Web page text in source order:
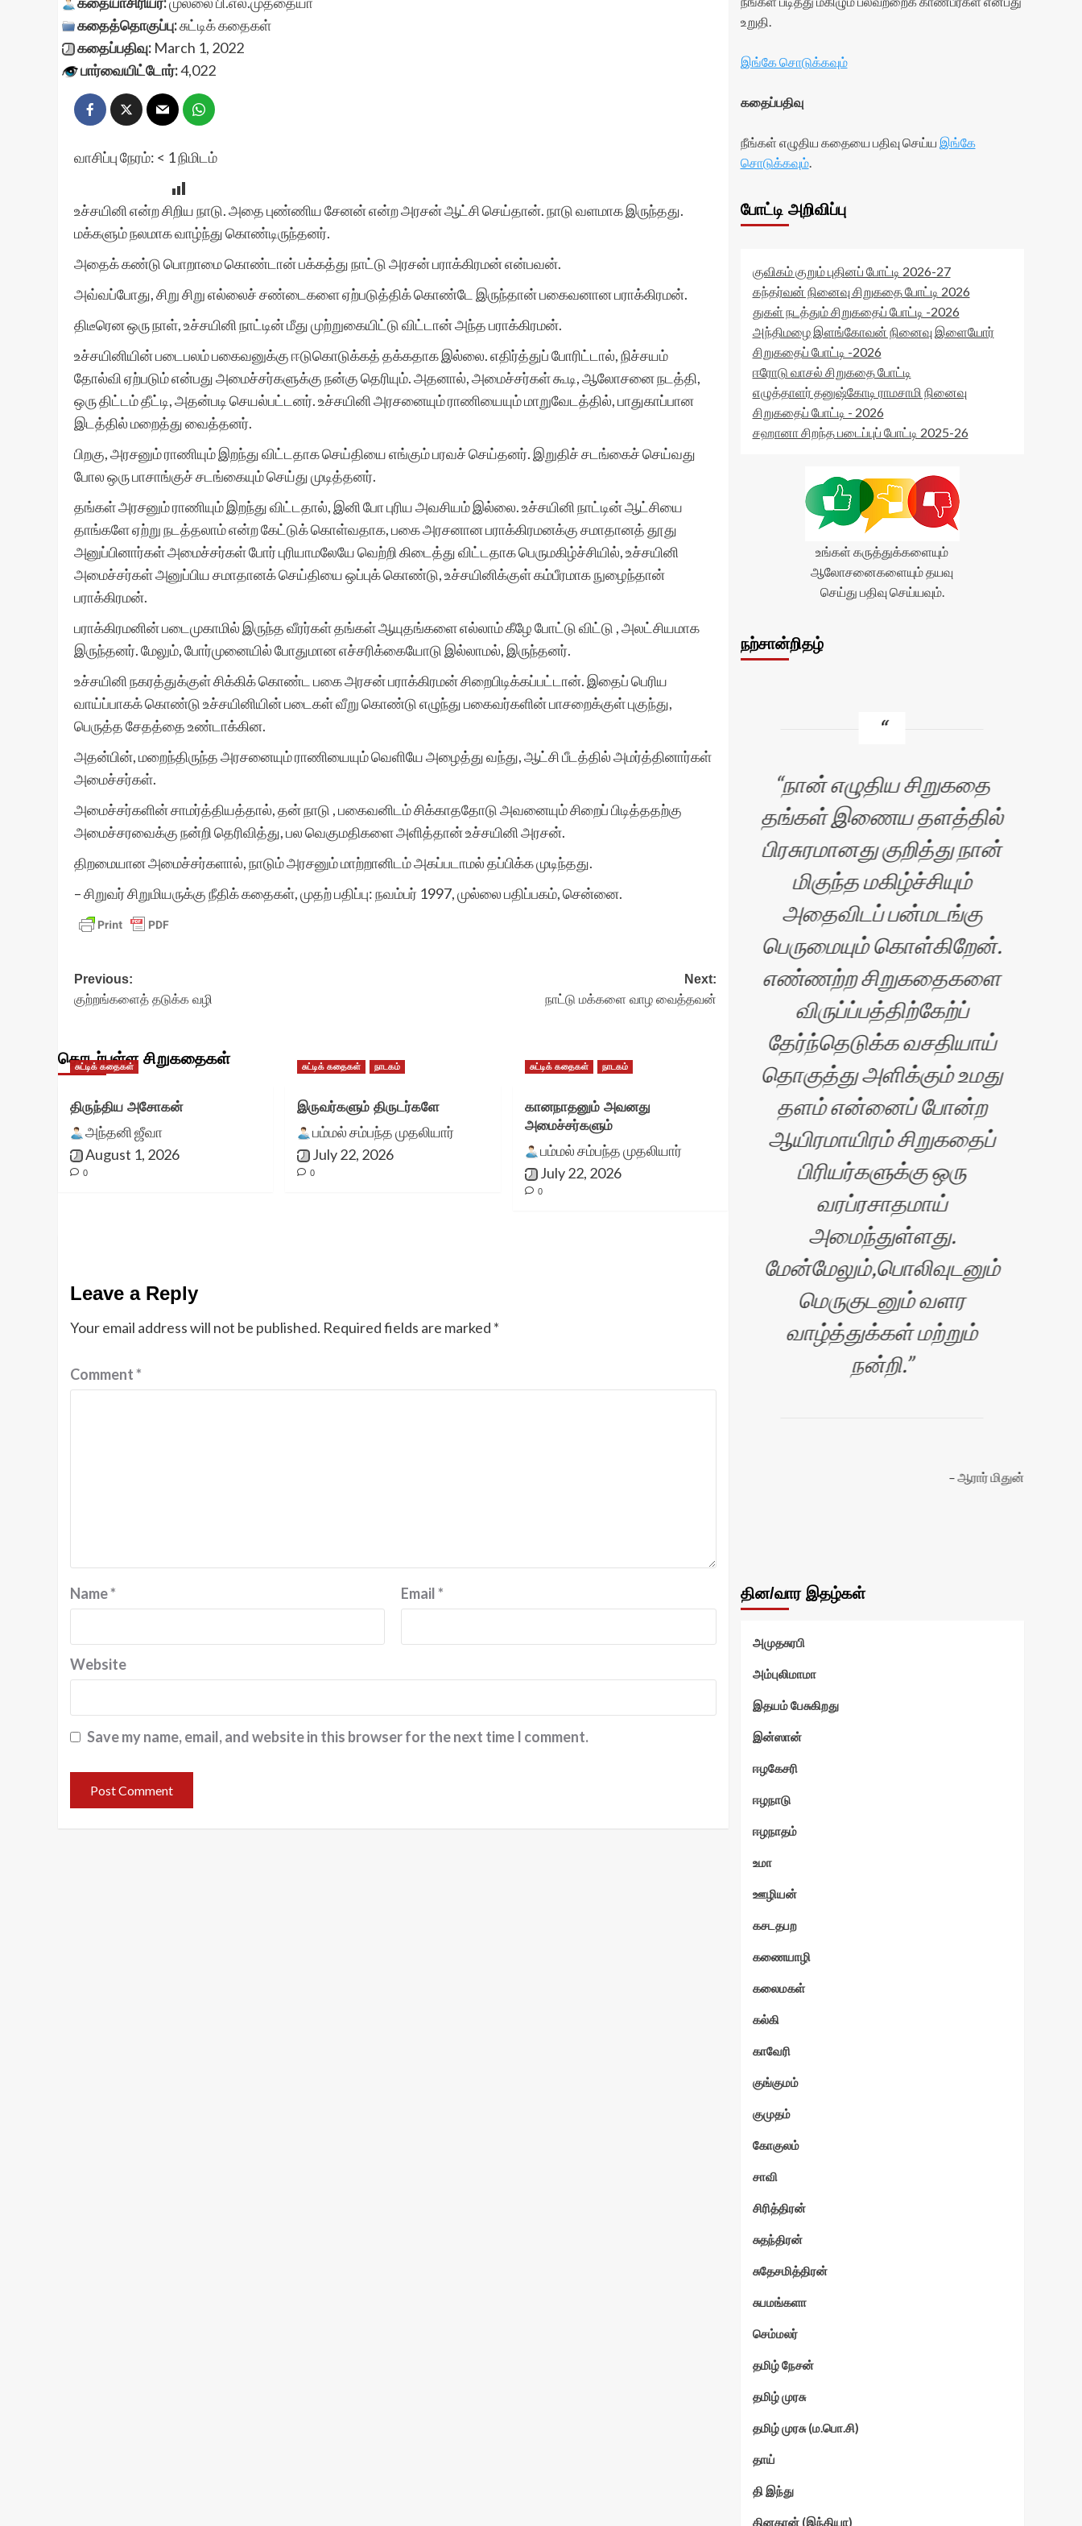
கதைத்தொகுப்பு:சுட்டிக் கதைகள்
கதைப்பதிவு: March 1, 2022
பார்வையிட்டோர்:4,022
வாசிப்பு நேரம்: < 1நிமிடம்
உச்சயினி என்ற சிறிய நாடு. அதை புண்ணிய சேனன் என்ற அரசன் ஆட்சி செய்தான். நாடு வளமாக இருந்தது.
மக்களும் நலமாக வாழ்ந்து கொண்டிருந்தனர்.
அதைக் கண்டு பொறாமை கொண்டான் பக்கத்து நாட்டு அரசன் பராக்கிரமன் என்பவன்.
அவ்வப்போது, சிறு சிறு எல்லைச் சண்டைகளை ஏற்படுத்திக் கொண்டே இருந்தான் பகைவனான பராக்கிரமன்.
திடீரென ஒரு நாள், உச்சயினி நாட்டின் மீது முற்றுகையிட்டு விட்டான் அந்த பராக்கிரமன்.
உச்சயினியின் படைபலம் பகைவனுக்கு ஈடுகொடுக்கத் தக்கதாக இல்லை. எதிர்த்துப் போரிட்டால், நிச்சயம்
தோல்வி ஏற்படும் என்பது அமைச்சர்களுக்கு நன்கு தெரியும். அதனால், அமைச்சர்கள் கூடி, ஆலோசனை நடத்தி,
ஒரு திட்டம் தீட்டி, அதன்படி செயல்பட்டனர். உச்சயினி அரசனையும் ராணியையும் மாறுவேடத்தில், பாதுகாப்பான
இடத்தில் மறைத்து வைத்தனர்.
பிறகு, அரசனும் ராணியும் இறந்து விட்டதாக செய்தியை எங்கும் பரவச் செய்தனர். இறுதிச் சடங்கைச் செய்வது
போல ஒரு பாசாங்குச் சடங்கையும் செய்து முடித்தனர்.
தங்கள் அரசனும் ராணியும் இறந்து விட்டதால், இனி போ புரிய அவசியம் இல்லை. உச்சயினி நாட்டின் ஆட்சியை
தாங்களே ஏற்று நடத்தலாம் என்ற கேட்டுக் கொள்வதாக, பகை அரசனான பராக்கிரமனக்கு சமாதானத் தூது
அனுப்பினார்கள் அமைச்சர்கள் போர் புரியாமலேயே வெற்றி கிடைத்து விட்டதாக பெருமகிழ்ச்சியில், உச்சயினி
அமைச்சர்கள் அனுப்பிய சமாதானக் செய்தியை ஒப்புக் கொண்டு, உச்சயினிக்குள் கம்பீரமாக நுழைந்தான்
பராக்கிரமன்.
பராக்கிரமனின் படைமுகாமில் இருந்த வீரர்கள் தங்கள் ஆயுதங்களை எல்லாம் கீழே போட்டு விட்டு , அலட்சியமாக
இருந்தனர். மேலும், போர்முனையில் போதுமான எச்சரிக்கையோடு இல்லாமல், இருந்தனர்.
உச்சயினி நகரத்துக்குள் சிக்கிக் கொண்ட பகை அரசன் பராக்கிரமன் சிறைபிடிக்கப்பட்டான். இதைப் பெரிய
வாய்ப்பாகக் கொண்டு உச்சயினியின் படைகள் வீறு கொண்டு எழுந்து பகைவர்களின் பாசறைக்குள் புகுந்து,
பெருத்த சேதத்தை உண்டாக்கின.
அதன்பின், மறைந்திருந்த அரசனையும் ராணியையும் வெளியே அழைத்து வந்து, ஆட்சி பீடத்தில் அமர்த்தினார்கள்
அமைச்சர்கள்.
அமைச்சர்களின் சாமர்த்தியத்தால், தன் நாடு , பகைவனிடம் சிக்காததோடு அவனையும் சிறைப் பிடித்ததற்கு
அமைச்சரவைக்கு நன்றி தெரிவித்து, பல வெகுமதிகளை அளித்தான் உச்சயினி அரசன்.
திறமையான அமைச்சர்களால், நாடும் அரசனும் மாற்றானிடம் அகப்படாமல் தப்பிக்க முடிந்தது.
– சிறுவர் சிறுமியருக்கு நீதிக் கதைகள், முதற் பதிப்பு: நவம்பர் 1997, முல்லை பதிப்பகம், சென்னை.
Post
navigation
Previous:
குற்றங்களைத் தடுக்க வழி
Next:
நாட்டு மக்களை வாழ வைத்தவன்
தொடர்புள்ள சிறுகதைகள்
சுட்டிக் கதைகள்
திருந்திய அசோகன்
அந்தனி ஜீவா
August 1, 2026
0
சுட்டிக் கதைகள் நாடகம்
இருவர்களும் திருடர்களே
பம்மல் சம்பந்த முதலியார்
July 22, 2026
0
சுட்டிக் கதைகள் நாடகம்
கானநாதனும் அவனது
அமைச்சர்களும்
பம்மல் சம்பந்த முதலியார்
July 22, 2026
0
Leave a Reply
Your email address will not be published. Required fields are marked *
Comment*
Name* Email*
Website
Save my name, email, and website in this browser for the next time I comment.
உறுதி.
இங்கே சொடுக்கவும்
கதைப்பதிவு
நீங்கள் எழுதிய கதையை பதிவு செய்ய இங்கே
சொடுக்கவும்.
போட்டி அறிவிப்பு
குவிகம் குறும் புதினப் போட்டி 2026-27
கந்தர்வன் நினைவு சிறுகதை போட்டி 2026
துகள் நடத்தும் சிறுகதைப் போட்டி -2026
அந்திமழை இளங்கோவன் நினைவு இளையோர்
சிறுகதைப் போட்டி -2026
ஈரோடு வாசல் சிறுகதை போட்டி
எழுத்தாளர் தனுஷ்கோடி ராமசாமி நினைவு
சிறுகதைப் போட்டி - 2026
சஹானா சிறந்த படைப்புப் போட்டி 2025-26
உங்கள் கருத்துக்களையும்
ஆலோசனைகளையும் தயவு
செய்து பதிவு செய்யவும்.
நற்சான்றிதழ்
மற்றும் பிரபல
எழுத்தாளர்களால்
எழுதப்பட்ட சிறுகதைகளை
எழுத்தாளர்களுக்கும் நல்ல
கொடுக்கும் அற்புதமான
மேடை. நான்
சிறுகதைகள்.காம்
மூலமாகத்தான்
வெளியுலகத்திற்கு
நான் எழுதிய சிறுகதை
தங்கள் இணைய தளத்தில்
பிரசுரமானது குறித்து நான்
மிகுந்த மகிழ்ச்சியும்
அதைவிடப் பன்மடங்கு
பெருமையும் கொள்கிறேன்.
எண்ணற்ற சிறுகதைகளை
விருப்ப்பத்திற்கேற்ப்
தேர்ந்தெடுக்க வசதியாய்
தொகுத்து அளிக்கும் உமது
தளம் என்னைப் போன்ற
ஆயிரமாயிரம் சிறுகதைப்
பிரியர்களுக்கு ஒரு
வரப்ரசாதமாய்
அமைந்துள்ளது.
மேன்மேலும்,பொலிவுடனும்
மெருகுடனும் வளர
வாழ்த்துக்கள் மற்றும்
நன்றி.
ஆரார் மிதுன்
தின/வார இதழ்கள்
அமுதசுரபி
அம்புலிமாமா
இதயம் பேசுகிறது
இன்ஸான்
ஈழகேசரி
ஈழநாடு
ஈழநாதம்
உமா
ஊழியன்
கசடதபற
கணையாழி
கலைமகள்
கல்கி
காவேரி
குங்குமம்
குமுதம்
கோகுலம்
சாவி
சிரித்திரன்
சுதந்திரன்
சுதேசமித்திரன்
சுபமங்களா
செம்மலர்
தமிழ் நேசன்
தமிழ் முரசு
தமிழ் முரசு (ம.பொ.சி)
தாய்
தி இந்து
தினகரன் (இந்தியா)